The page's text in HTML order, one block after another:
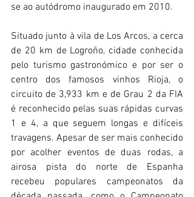
se ao autódromo inaugurado em 2010.
Situado junto à vila de Los Arcos, a cerca
de 20 km de Logroño, cidade conhecida
pelo turismo gastronómico e por ser o
centro dos famosos vinhos Rioja, o
circuito de 3,933 km e de Grau 2 da FIA
é reconhecido pelas suas rápidas curvas
1 e 4, a que seguem longas e difíceis
travagens. Apesar de ser mais conhecido
por acolher eventos de duas rodas, a
airosa pista do norte de Espanha
recebeu populares campeonatos da